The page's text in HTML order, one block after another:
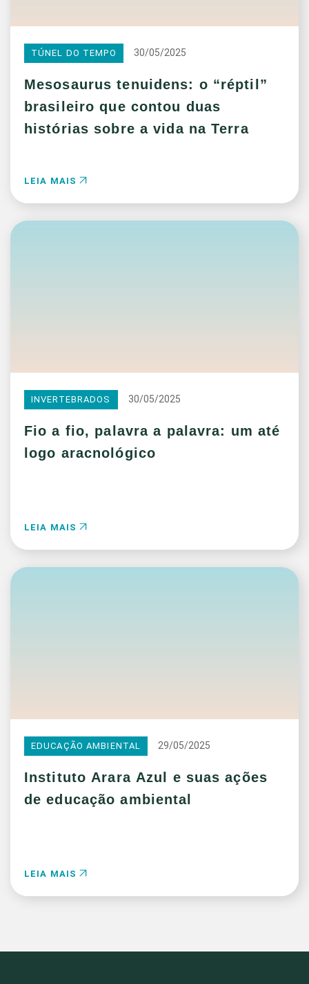
TÚNEL DO TEMPO 30/05/2025
Mesosaurus tenuidens: o “réptil”
brasileiro que contou duas
histórias sobre a vida na Terra
LEIA MAIS
INVERTEBRADOS 30/05/2025
Fio a fio, palavra a palavra: um até
logo aracnológico
LEIA MAIS
EDUCAÇÃO AMBIENTAL 29/05/2025
Instituto Arara Azul e suas ações
de educação ambiental
LEIA MAIS